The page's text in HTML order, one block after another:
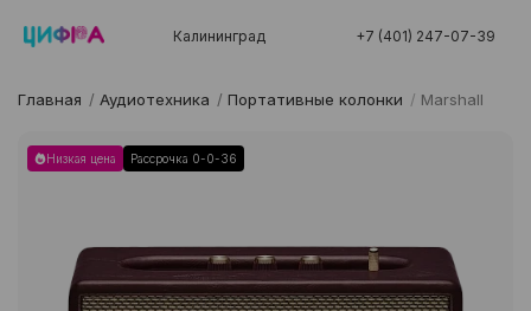
Калининград +7 (401) 247-07-39
Главная / Аудиотехника / Портативные колонки / Marshall
Низкая цена Рассрочка 0-0-36